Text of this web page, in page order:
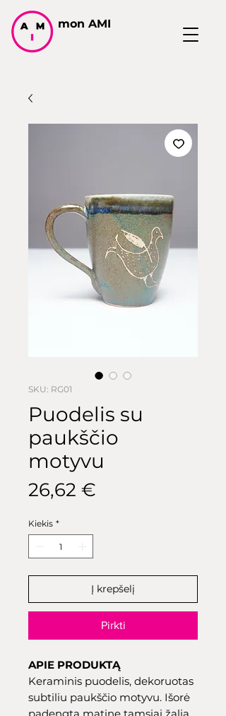
mon AMI
SKU: RG01
Puodelis su
paukščio
motyvu
26,62 €
Kiekis *
Į krepšelį
Pirkti
APIE PRODUKTĄ
Keraminis puodelis, dekoruotas
subtiliu paukščio motyvu. Išorė